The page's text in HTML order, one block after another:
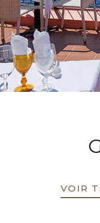
VOIR